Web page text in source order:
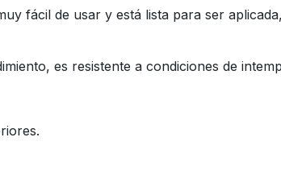
fácil de usar y está lista para ser
es resistente a condiciones de